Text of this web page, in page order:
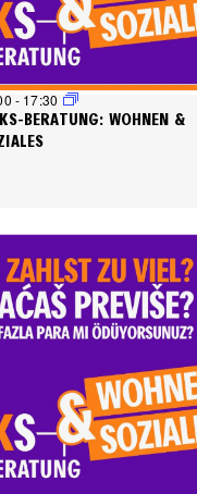
BERATUNG: WOHNEN &
- 17:30